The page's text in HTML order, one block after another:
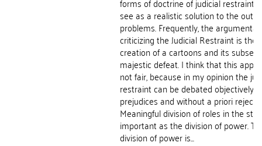
see as a realistic solution to the
problems. Frequently, the
criticizing the Judicial Restraint is the
creation of a cartoons and its
majestic defeat. I think that this
not fair, because in my opinion the
restraint can be debated objectively
prejudices and without a priori
Meaningful division of roles in the
important as the division of power.
division of power is...